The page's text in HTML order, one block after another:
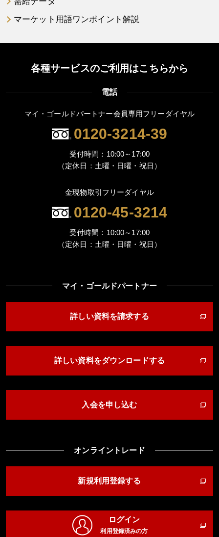
マーケット用語ワンポイント解説
各種サービスのご利用はこちらから
電話
マイ・ゴールドパートナー会員専用フリーダイヤル
0120-3214-39
受付時間：10:00～17:00
（定休日：土曜・日曜・祝日）
金現物取引フリーダイヤル
0120-45-3214
受付時間：10:00～17:00
（定休日：土曜・日曜・祝日）
マイ・ゴールドパートナー
詳しい資料を請求する
詳しい資料をダウンロードする
入会を申し込む
オンライントレード
新規利用登録する
ログイン
利用登録済みの方